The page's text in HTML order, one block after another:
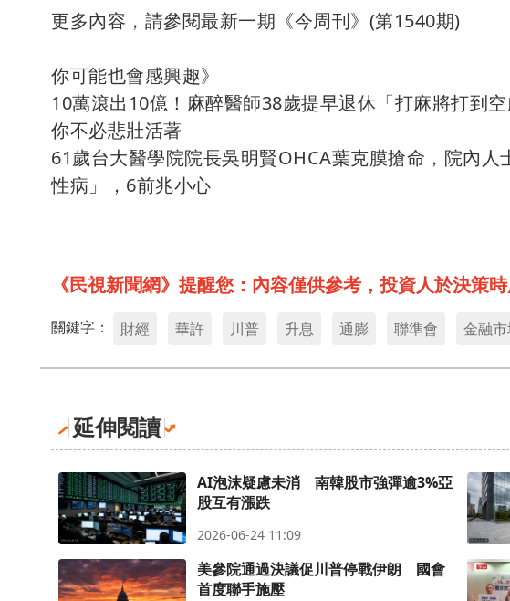
更多內容，請參閱最新一期《今周刊》(第1540期)
你可能也會感興趣》
10萬滾出10億！麻醉醫師38歲提早退休「打麻將打到
你不必悲壯活著
61歲台大醫學院院長吳明賢OHCA葉克膜搶命，院內
性病」，6前兆小心
《民視新聞網》提醒您：內容僅供參考，投資人於決策
關鍵字： 財經 華許 川普 升息 通膨 聯準會 金融
延伸閱讀
AI泡沫疑慮未消 南韓股市強彈逾3%亞
股互有漲跌
2026-06-24 11:09
美參院通過決議促川普停戰伊朗 國會
首度聯手施壓